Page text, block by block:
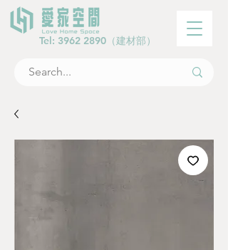
Tel: 3962 2890 （建材部）